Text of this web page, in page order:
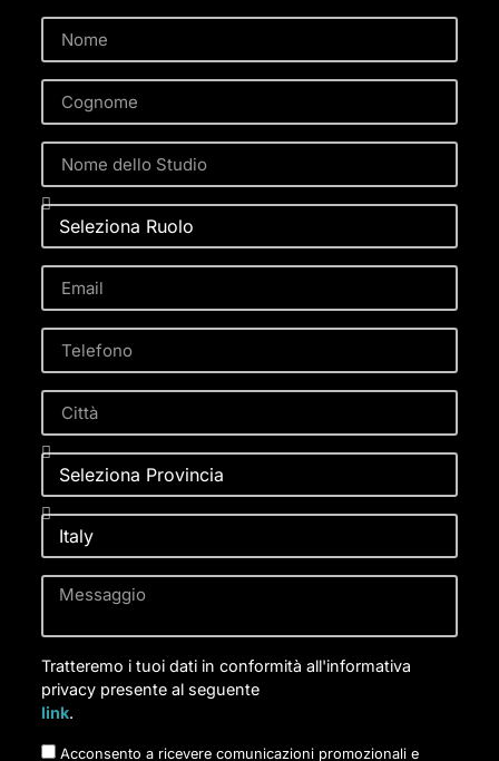
Tratteremo i tuoi dati in conformità all'informativa
privacy presente al seguente
link.
Acconsento a ricevere comunicazioni promozionali e